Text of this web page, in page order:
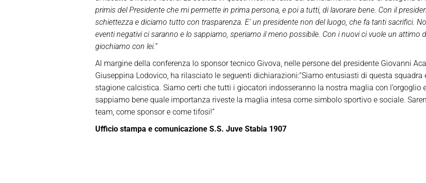
primis del Presidente che mi permette in prima persona, e poi a tutti, di lavorare bene. Con il
schiettezza e diciamo tutto con trasparenza. E’ un presidente non del luogo, che fa tanti sacrifici.
eventi negativi ci saranno e lo sappiamo, speriamo il meno possibile. Con i nuovi ci vuole un attimo
giochiamo con lei.”
Al margine della conferenza lo sponsor tecnico Givova, nelle persone del presidente Giovanni
Giuseppina Lodovico, ha rilasciato le seguenti dichiarazioni:“Siamo entusiasti di questa
stagione calcistica. Siamo certi che tutti i giocatori indosseranno la nostra maglia con l’orgoglio
sappiamo bene quale importanza riveste la maglia intesa come simbolo sportivo e sociale.
team, come sponsor e come tifosi!”
Ufficio stampa e comunicazione S.S. Juve Stabia 1907